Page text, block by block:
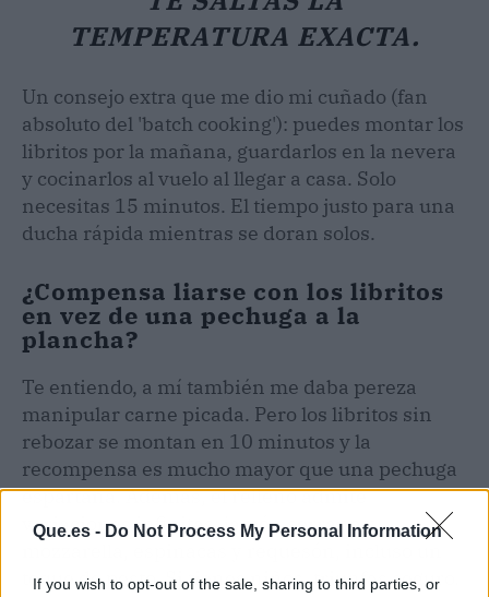
Que.es - Do Not Process My Personal Information
If you wish to opt-out of the sale, sharing to third parties, or
TEMPERATURA EXACTA.
Un consejo extra que me dio mi cuñado (fan
absoluto del 'batch cooking'): puedes montar los
libritos por la mañana, guardarlos en la nevera
y cocinarlos al vuelo al llegar a casa. Solo
necesitas 15 minutos. El tiempo justo para una
ducha rápida mientras se doran solos.
¿Compensa liarse con los libritos
en vez de una pechuga a la
plancha?
Te entiendo, a mí también me daba pereza
manipular carne picada. Pero los libritos sin
rebozar se montan en 10 minutos y la
recompensa es mucho mayor que una pechuga
espartana. Además, el relleno admite
variaciones infinitas: jamón serrano y
toque de pesto. Si tienes niños, triunfas seguro.